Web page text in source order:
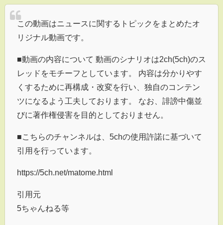
この動画はニュースに関するトピックをまとめたオ
リジナル動画です。
■動画の内容について 動画のシナリオは2ch(5ch)のス
レッドをモチーフとしています。 内容は分かりやす
くするために再構成・改変を行い、独自のコンテン
ツになるよう工夫しております。 なお、誹謗中傷並
びに著作権侵害を目的としておりません。
■こちらのチャンネルは、5chの使用許諾に基づいて
引用を行っています。
https://5ch.net/matome.html
引用元
5ちゃんねる等